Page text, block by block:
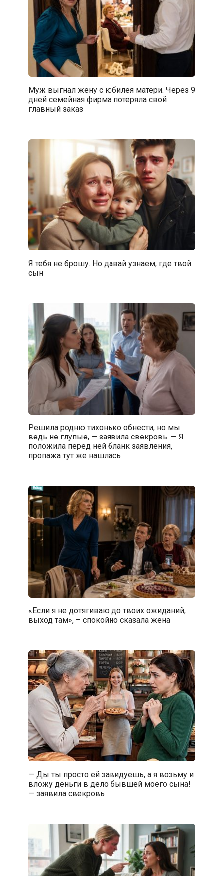
Муж выгнал жену с юбилея матери. Через 9
дней семейная фирма потеряла свой
главный заказ
Я тебя не брошу. Но давай узнаем, где твой
сын
Решила родню тихонько обнести, но мы
ведь не глупые, — заявила свекровь. — Я
положила перед ней бланк заявления,
пропажа тут же нашлась
«Если я не дотягиваю до твоих ожиданий,
выход там», – спокойно сказала жена
— Ды ты просто ей завидуешь, а я возьму и
вложу деньги в дело бывшей моего сына!
— заявила свекровь